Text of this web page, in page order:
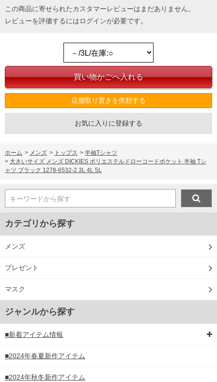
この商品に寄せられたカスタマーレビューはまだありません。
レビューを評価するにはログインが必要です。
店舗取り置きを依頼する
お気に入りに登録する
ホーム > メンズ > トップス > 半袖Tシャツ
> 大きいサイズ メンズ DICKIES ポリエステルドローコードポケット 半袖 Tシ
ャツ ブラック 1278-6532-2 3L 4L 5L
キーワードから探す
カテゴリから探す
メンズ
プレゼント
マスク
ジャンルから探す
■新着アイテム情報
■2024年春夏新作アイテム
■2024年秋冬新作アイテム